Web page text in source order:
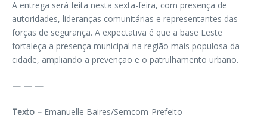
A entrega será feita nesta sexta-feira, com presença de
autoridades, lideranças comunitárias e representantes das
forças de segurança. A expectativa é que a base Leste
fortaleça a presença municipal na região mais populosa da
cidade, ampliando a prevenção e o patrulhamento urbano.
— — —
Texto – Emanuelle Baires/Semcom-Prefeito